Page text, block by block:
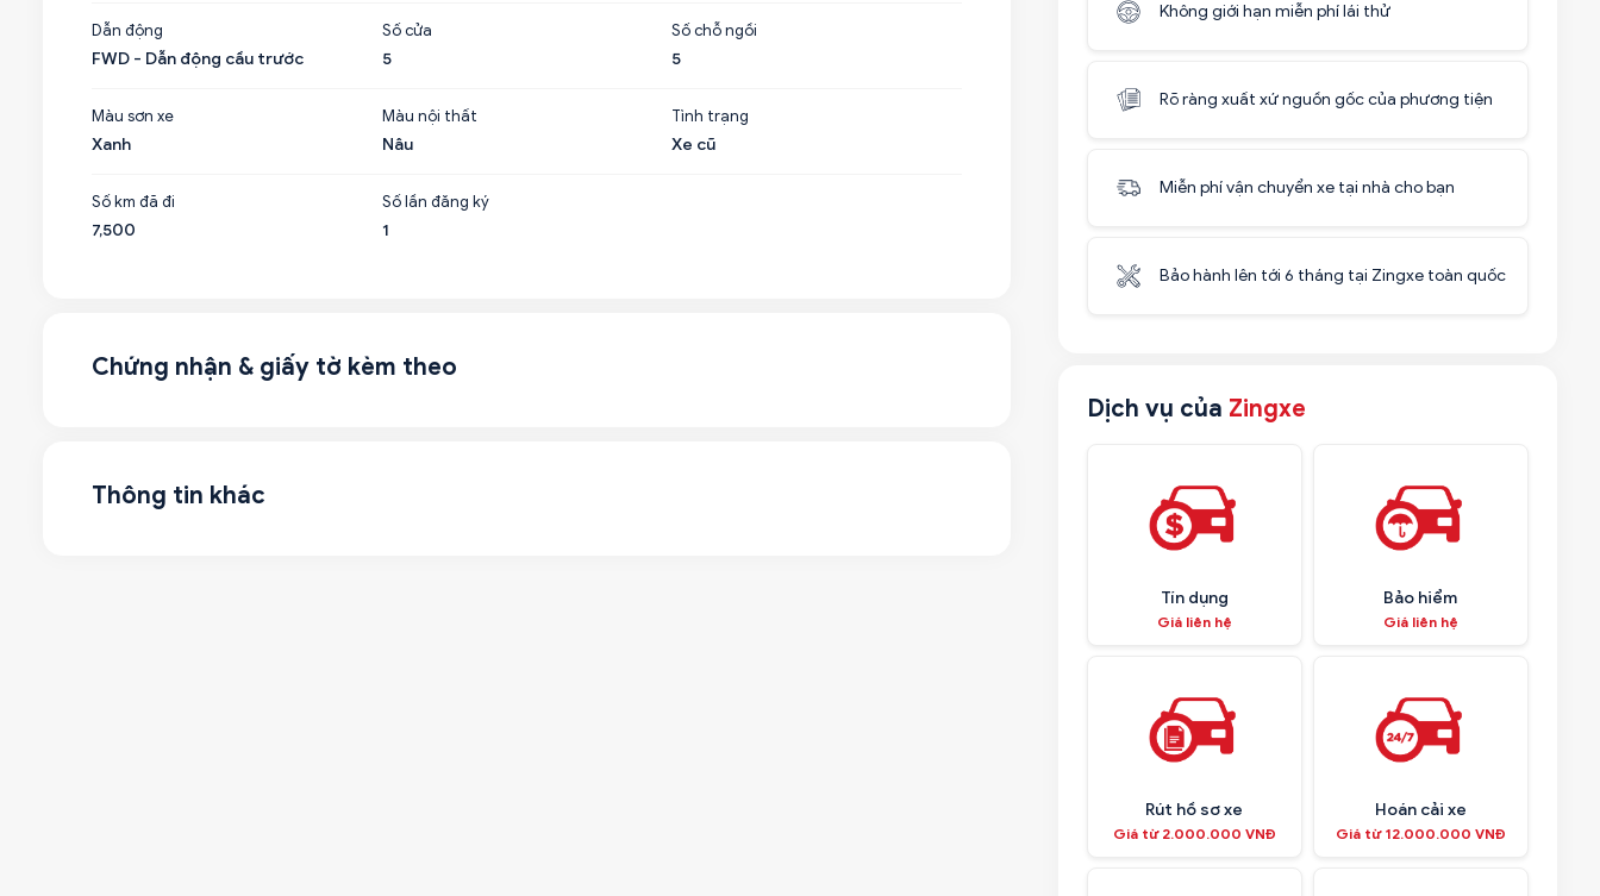
Không giới hạn miễn phí lái thử
Rõ ràng xuất xứ nguồn gốc của phương tiện
Miễn phí vận chuyển xe tại nhà cho bạn
Bảo hành lên tới 6 tháng tại Zingxe toàn quốc
Dịch vụ của Zingxe
Tín dụng
Giá liên hệ
Bảo hiểm
Giá liên hệ
Rút hồ sơ xe
Giá từ 2.000.000 VNĐ
Hoán cải xe
Giá từ 12.000.000 VNĐ
Dẫn động
FWD - Dẫn động cầu trước
Số cửa
5
Số chỗ ngồi
5
Màu sơn xe
Xanh
Màu nội thất
Nâu
Tình trạng
Xe cũ
Số km đã đi
7,500
Số lần đăng ký
1
Chứng nhận & giấy tờ kèm theo
Thông tin khác